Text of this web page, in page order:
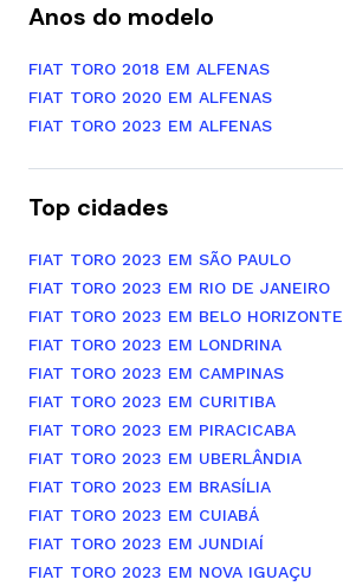
Anos do modelo
FIAT TORO 2018 EM ALFENAS
FIAT TORO 2020 EM ALFENAS
FIAT TORO 2023 EM ALFENAS
Top cidades
FIAT TORO 2023 EM SÃO PAULO
FIAT TORO 2023 EM RIO DE JANEIRO
FIAT TORO 2023 EM BELO HORIZONTE
FIAT TORO 2023 EM LONDRINA
FIAT TORO 2023 EM CAMPINAS
FIAT TORO 2023 EM CURITIBA
FIAT TORO 2023 EM PIRACICABA
FIAT TORO 2023 EM UBERLÂNDIA
FIAT TORO 2023 EM BRASÍLIA
FIAT TORO 2023 EM CUIABÁ
FIAT TORO 2023 EM JUNDIAÍ
FIAT TORO 2023 EM NOVA IGUAÇU